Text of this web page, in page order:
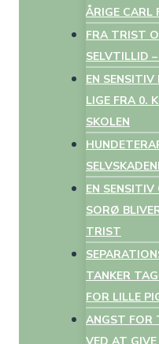
ÅRIGE CARL
FRA TRIST
SELVTILLID
EN
LIGE FRA 0.
SKOLEN
EN
SORØ
TRIST
TANKER
FOR LILLE
ANGST FOR